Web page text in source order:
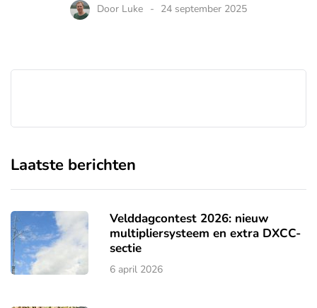
Door Luke 24 september 2025
Laatste berichten
Velddagcontest 2026: nieuw
multipliersysteem en extra DXCC-
sectie
6 april 2026